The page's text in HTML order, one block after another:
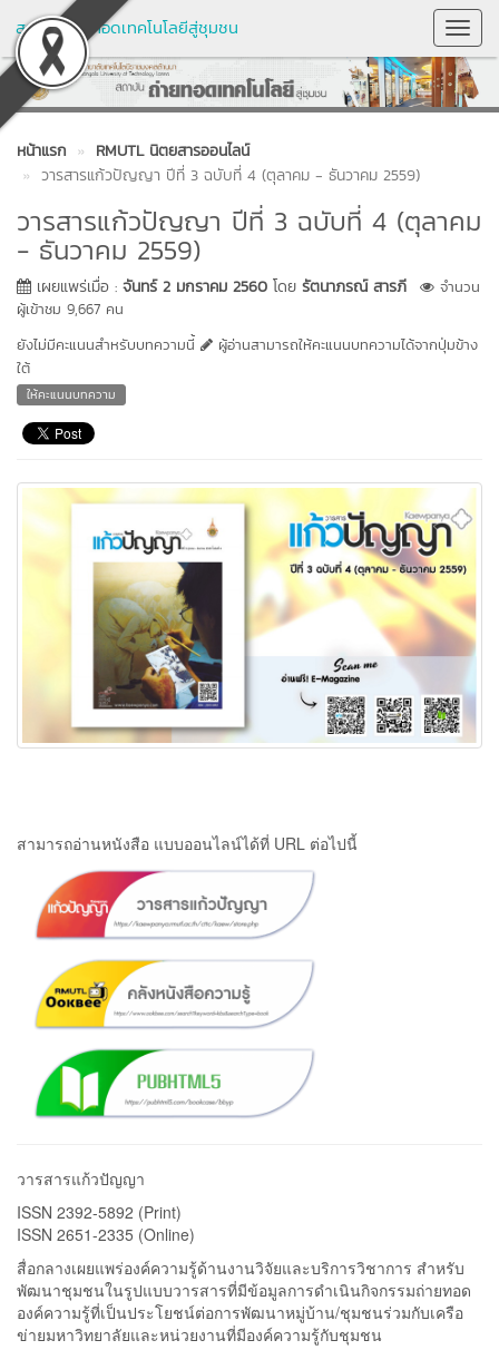
สถาบันถ่ายทอดเทคโนโลยีสู่ชุมชน
หน้าแรก
RMUTL นิตยสารออนไลน์
วารสารแก้วปัญญา ปีที่ 3 ฉบับที่ 4 (ตุลาคม - ธันวาคม 2559)
วารสารแก้วปัญญา ปีที่ 3 ฉบับที่ 4 (ตุลาคม
- ธันวาคม 2559)
เผยแพร่เมื่อ : จันทร์ 2 มกราคม 2560 โดย รัตนาภรณ์ สารภี
จำนวน
ผู้เข้าชม 9,667 คน
ยังไม่มีคะแนนสำหรับบทความนี้
ผู้อ่านสามารถให้คะแนนบทความได้จากปุ่มข้าง
ใต้
ให้คะแนนบทความ
สามารถอ่านหนังสือ แบบออนไลน์ได้ที่ URL ต่อไปนี้
วารสารแก้วปัญญา
ISSN 2392-5892 (Print)
ISSN 2651-2335 (Online)
สื่อกลางเผยแพร่องค์ความรู้ด้านงานวิจัยและบริการวิชาการ สำหรับ
พัฒนาชุมชนในรูปแบบวารสารที่มีข้อมูลการดำเนินกิจกรรมถ่ายทอด
องค์ความรู้ที่เป็นประโยชน์ต่อการพัฒนาหมู่บ้าน/ชุมชนร่วมกับเครือ
ข่ายมหาวิทยาลัยและหน่วยงานที่มีองค์ความรู้กับชุมชน